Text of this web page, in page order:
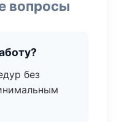
вопросы
без